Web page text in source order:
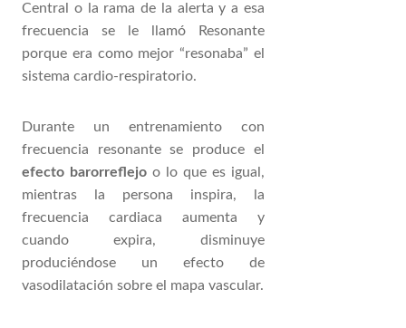
Central o la rama de la alerta y a esa
frecuencia se le llamó Resonante
porque era como mejor “resonaba” el
sistema cardio-respiratorio.
Durante un entrenamiento con
frecuencia resonante se produce el
efecto barorreflejoo lo que es igual,
mientras la persona inspira, la
frecuencia cardiaca aumenta y
cuando expira, disminuye
produciéndose un efecto de
vasodilatación sobre el mapa vascular.